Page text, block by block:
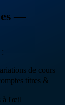
—
de cours
titres &
à l'œil